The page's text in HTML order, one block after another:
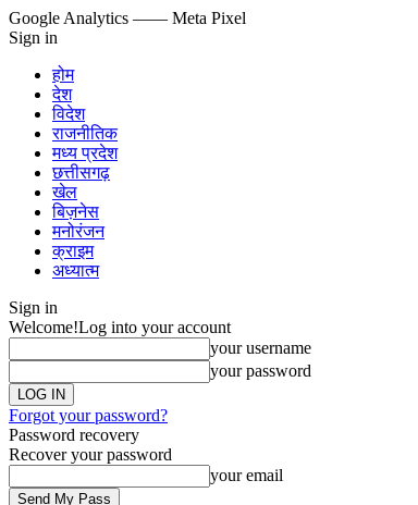
Google Analytics —— Meta Pixel
Sign in
होम
देश
विदेश
राजनीतिक
मध्य प्रदेश
छत्तीसगढ़
खेल
बिज़नेस
मनोरंजन
क्राइम
अध्यात्म
Sign in
Welcome!Log into your account
your username
your password
Forgot your password?
Password recovery
Recover your password
your email